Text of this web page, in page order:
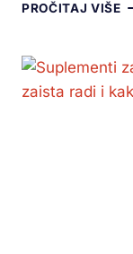
PROČITAJ VIŠE